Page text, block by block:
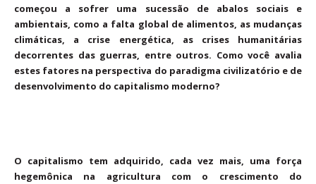
começou a sofrer uma sucessão de abalos sociais e
ambientais, como a falta global de alimentos, as mudanças
climáticas, a crise energética, as crises humanitárias
decorrentes das guerras, entre outros. Como você avalia
estes fatores na perspectiva do paradigma civilizatório e de
desenvolvimento do capitalismo moderno?
O capitalismo tem adquirido, cada vez mais, uma força
hegemônica na agricultura com o crescimento do